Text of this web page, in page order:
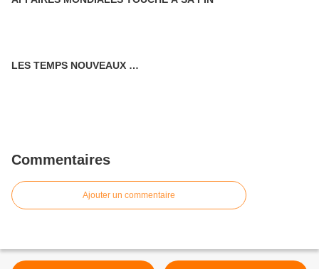
LES TEMPS NOUVEAUX …
Commentaires
Ajouter un commentaire